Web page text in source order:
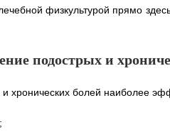
физкультурой прямо
подострых и
хронических болей наиболее